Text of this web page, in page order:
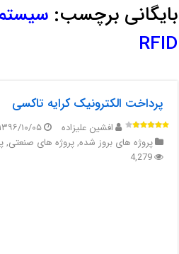
بایگانی برچسب:
RFID
پرداخت الکترونیک کرایه تاکسی
افشین علیزاده
۱۳۹۶/۱۰/۰۵
پروژه های بروز شده,پروژه های صنعتی,
4,279